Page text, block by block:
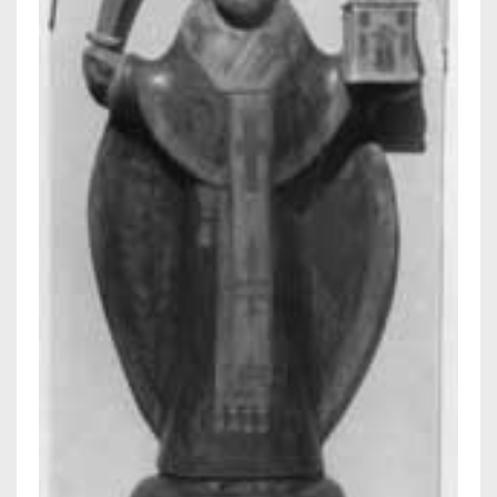
IKONEN, EEN INTRODUCTIE
OVER DE STICHTING
LEXIKON
LINKS
EXPOSITIES
SCHILDERCURSUSSEN
MATERIALEN
DOEN OF LATEN